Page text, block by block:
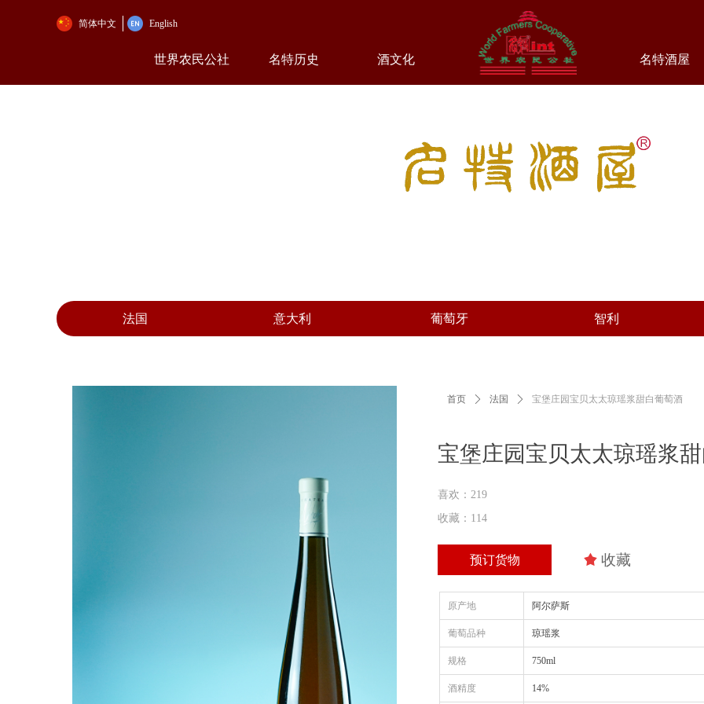
简体中文 English
世界农民公社 名特历史 酒文化 名特酒屋
首页 ꄲ 法国 ꄲ 宝堡庄园宝贝太太琼瑶浆甜白葡萄酒
宝堡庄园宝贝太太琼瑶浆
喜欢：219
收藏：114
法国 意大利 葡萄牙 智利
原产地 阿尔萨斯
葡萄品种 琼瑶浆
规格 750ml
酒精度 14%
预订货物 끄 收藏